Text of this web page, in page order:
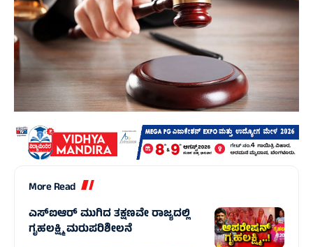
More Read
ಎಸ್‌ಐಆರ್ ಮುಗಿದ ತಕ್ಷಣವೇ ರಾಜ್ಯದಲ್ಲಿ
ಗೃಹಲಕ್ಷ್ಮಿ ಮರುಪರಿಶೀಲನೆ